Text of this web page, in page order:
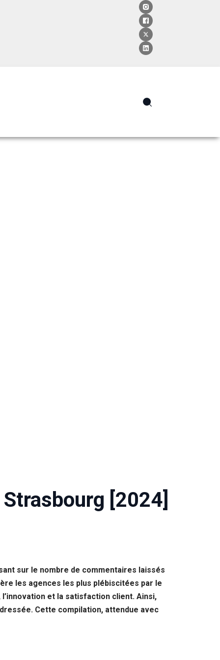
[2024]
sur le nombre de commentaires laissés
les agences les plus plébiscitées par le
et la satisfaction client. Ainsi,
Cette compilation, attendue avec